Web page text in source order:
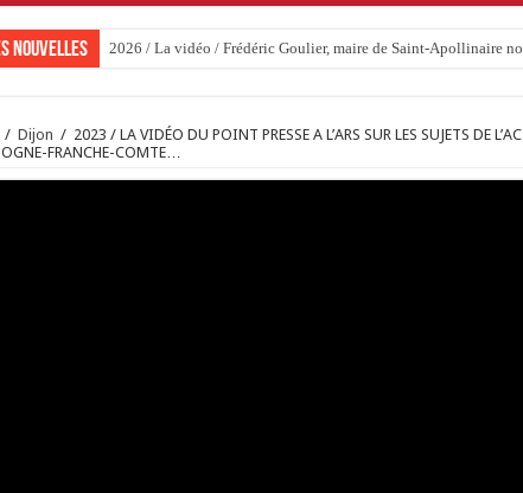
nouvelles 2026 / La vidéo / Frédéric Goulier, maire de Saint-Apollinaire
/ Dijon / 2023 / LA VIDÉO DU POINT PRESSE A L’ARS SUR LES SUJETS DE
FRANCHE-COMTE…